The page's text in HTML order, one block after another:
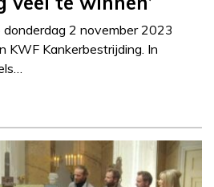
2 november 2023
KWF Kankerbestrijding. In